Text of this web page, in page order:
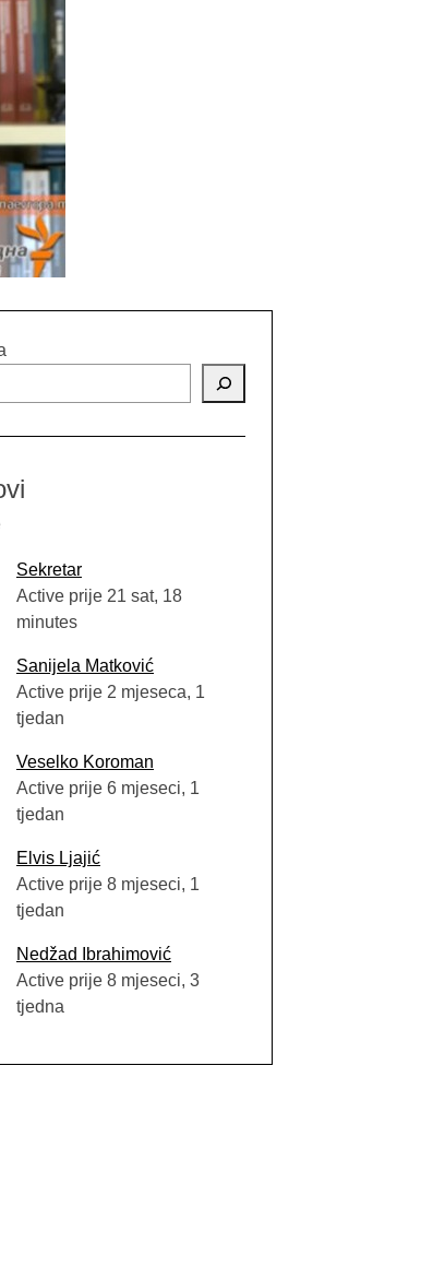
Sekretar
Active prije 21 sat, 18
minutes
Sanijela Matković
Active prije 2 mjeseca, 1
tjedan
Veselko Koroman
Active prije 6 mjeseci, 1
tjedan
Elvis Ljajić
Active prije 8 mjeseci, 1
tjedan
Nedžad Ibrahimović
Active prije 8 mjeseci, 3
tjedna